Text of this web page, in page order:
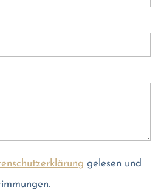
gelesen und